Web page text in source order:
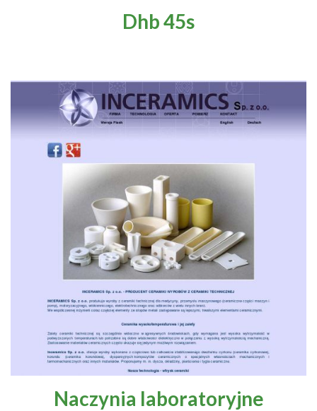
Dhb 45s
Naczynia laboratoryjne